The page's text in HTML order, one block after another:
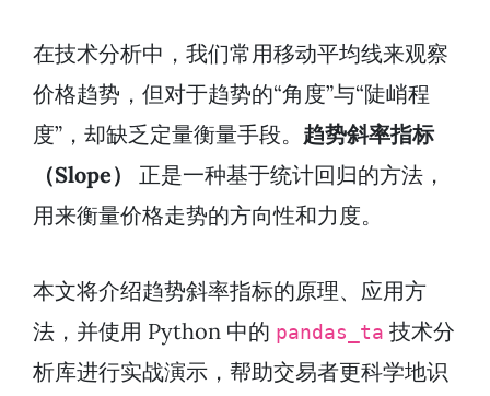
在技术分析中，我们常用移动平均线来观察
价格趋势，但对于趋势的“角度”与“陡峭程
度”，却缺乏定量衡量手段。 趋势斜率指标
（Slope）
正是一种基于统计回归的方法，
用来衡量价格走势的方向性和力度。
本文将介绍趋势斜率指标的原理、应用方
法，并使用 Python 中的 pandas_ta 技术分
析库进行实战演示，帮助交易者更科学地识